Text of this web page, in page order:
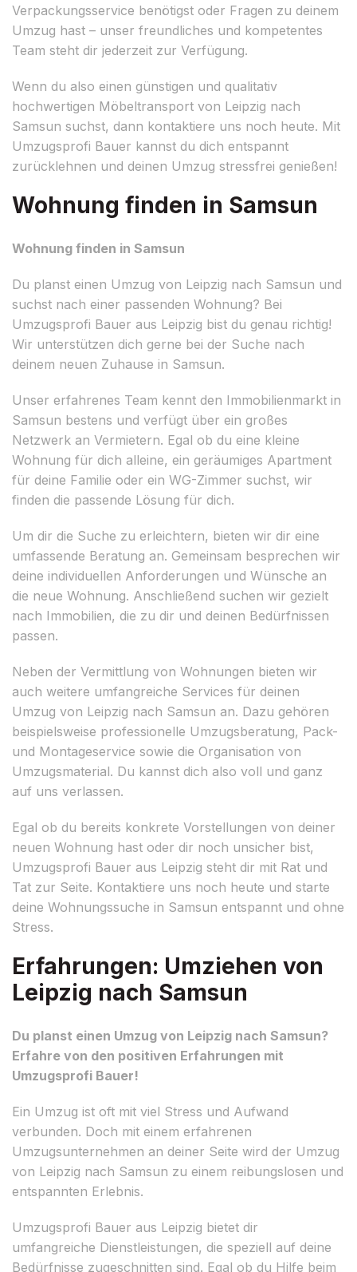
Verpackungsservice benötigst oder Fragen zu deinem
Umzug hast – unser freundliches und kompetentes
Team steht dir jederzeit zur Verfügung.
Wenn du also einen günstigen und qualitativ
hochwertigen Möbeltransport von Leipzig nach
Samsun suchst, dann kontaktiere uns noch heute. Mit
Umzugsprofi Bauer kannst du dich entspannt
zurücklehnen und deinen Umzug stressfrei genießen!
Wohnung finden in Samsun
Wohnung finden in Samsun
Du planst einen Umzug von Leipzig nach Samsun und
suchst nach einer passenden Wohnung? Bei
Umzugsprofi Bauer aus Leipzig bist du genau richtig!
Wir unterstützen dich gerne bei der Suche nach
deinem neuen Zuhause in Samsun.
Unser erfahrenes Team kennt den Immobilienmarkt in
Samsun bestens und verfügt über ein großes
Netzwerk an Vermietern. Egal ob du eine kleine
Wohnung für dich alleine, ein geräumiges Apartment
für deine Familie oder ein WG-Zimmer suchst, wir
finden die passende Lösung für dich.
Um dir die Suche zu erleichtern, bieten wir dir eine
umfassende Beratung an. Gemeinsam besprechen wir
deine individuellen Anforderungen und Wünsche an
die neue Wohnung. Anschließend suchen wir gezielt
nach Immobilien, die zu dir und deinen Bedürfnissen
passen.
Neben der Vermittlung von Wohnungen bieten wir
auch weitere umfangreiche Services für deinen
Umzug von Leipzig nach Samsun an. Dazu gehören
beispielsweise professionelle Umzugsberatung, Pack-
und Montageservice sowie die Organisation von
Umzugsmaterial. Du kannst dich also voll und ganz
auf uns verlassen.
Egal ob du bereits konkrete Vorstellungen von deiner
neuen Wohnung hast oder dir noch unsicher bist,
Umzugsprofi Bauer aus Leipzig steht dir mit Rat und
Tat zur Seite. Kontaktiere uns noch heute und starte
deine Wohnungssuche in Samsun entspannt und ohne
Stress.
Erfahrungen: Umziehen von
Leipzig nach Samsun
Du planst einen Umzug von Leipzig nach Samsun?
Erfahre von den positiven Erfahrungen mit
Umzugsprofi Bauer!
Ein Umzug ist oft mit viel Stress und Aufwand
verbunden. Doch mit einem erfahrenen
Umzugsunternehmen an deiner Seite wird der Umzug
von Leipzig nach Samsun zu einem reibungslosen und
entspannten Erlebnis.
Umzugsprofi Bauer aus Leipzig bietet dir
umfangreiche Dienstleistungen, die speziell auf deine
Bedürfnisse zugeschnitten sind. Egal ob du Hilfe beim